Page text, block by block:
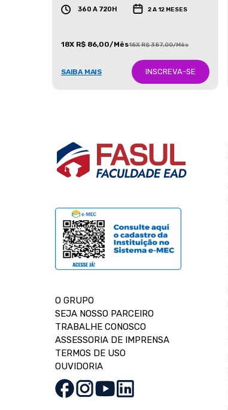
360 A 720H 2 A 12 MESES
18X R$ 86,00/Mês18X R$ 387,00/Mês
SAIBA MAIS INSCREVA-SE
O GRUPO
SEJA NOSSO PARCEIRO
TRABALHE CONOSCO
ASSESSORIA DE IMPRENSA
TERMOS DE USO
OUVIDORIA